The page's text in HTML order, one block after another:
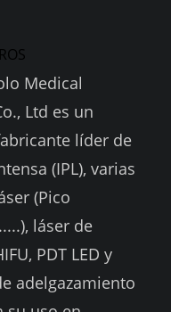
Medical
Ltd es un
líder de
(IPL), varias
(Pico
láser de
PDT LED y
adelgazamiento